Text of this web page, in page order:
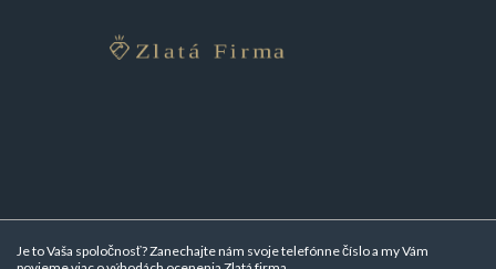
Je to Vaša spoločnosť? Zanechajte nám svoje telefónne číslo a my Vám